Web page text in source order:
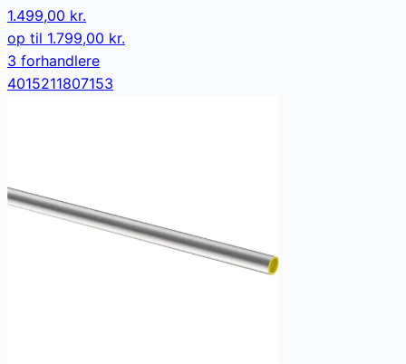
1.499,00 kr.
op til 1.799,00 kr.
3 forhandlere
4015211807153